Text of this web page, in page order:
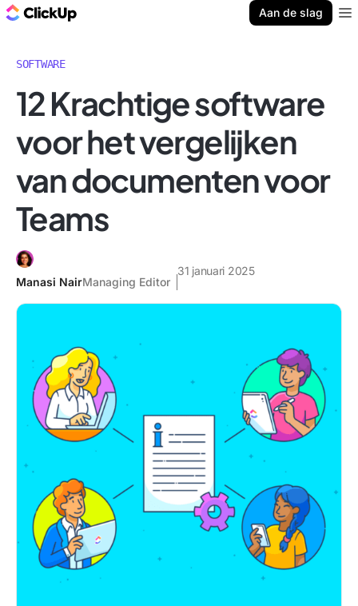
Aan de slag
SOFTWARE
12 Krachtige software
voor het vergelijken
van documenten voor
Teams
Manasi NairManaging Editor
31 januari 2025